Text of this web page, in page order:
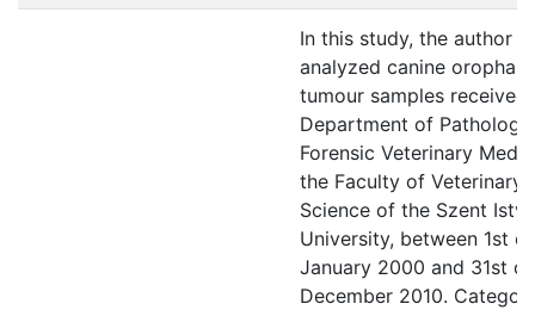
In this study, the author
analyzed canine
tumour samples received
Department of
Forensic Veterinary
the Faculty of Veterinary
Science of the Szent
University, between 1st of
January 2000 and 31st of
December 2010.